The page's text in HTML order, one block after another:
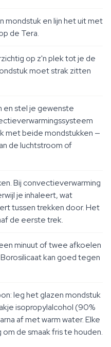
mondstuk en lijn het uit met
de Tera.
op z'n plek tot je de
moet strak zitten
en stel je gewenste
met beide mondstukken —
de luchtstroom of
Bij convectieverwarming
je inhaleert, wat
tussen trekken door. Het
de eerste trek.
minuut of twee afkoelen
kan goed tegen
leg het glazen mondstuk
isopropylalcohol (90%
af met warm water. Elke
de smaak fris te houden.